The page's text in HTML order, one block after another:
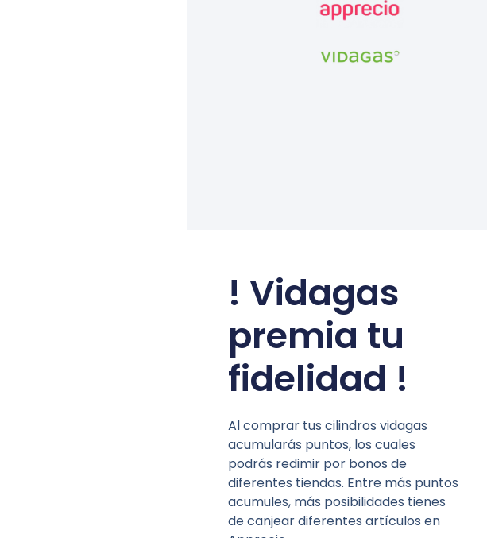
! Vidagas
premia tu
fidelidad !
Al comprar tus cilindros vidagas
acumularás puntos, los cuales
podrás redimir por bonos de
diferentes tiendas. Entre más puntos
acumules, más posibilidades tienes
de canjear diferentes artículos en